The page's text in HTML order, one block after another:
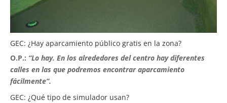
GEC: ¿Hay aparcamiento público gratis en la zona?
O.P.: “Lo hay. En los alrededores del centro hay diferentes
calles en las que podremos encontrar aparcamiento
fácilmente”.
GEC: ¿Qué tipo de simulador usan?